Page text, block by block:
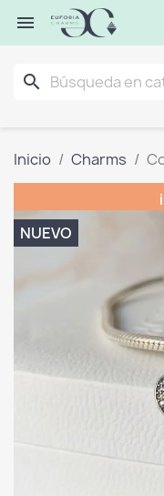

search
Inicio Charms
NUEVO